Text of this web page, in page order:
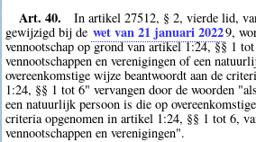
Art. 40.
In artikel 27512, § 2, vierde lid,
gewijzigd bij de wet van 21 januari 20229,
vennootschap op grond van artikel 1:24, §§ 1
vennootschappen en verenigingen of een
overeenkomstige wijze beantwoordt aan de
1:24, §§ 1 tot 6" vervangen door de woorden
een natuurlijk persoon is die op
criteria opgenomen in artikel 1:24, §§ 1 tot 6,
vennootschappen en verenigingen".